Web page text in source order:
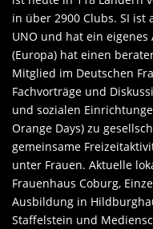
in über 2900 Clubs. SI
UNO und hat ein eigenes
(Europa) hat einen
Mitglied im Deutschen
Fachvorträge und
und sozialen
Orange Days) zu
gemeinsame
unter Frauen. Aktuelle
Frauenhaus Coburg,
Ausbildung in
Staffelstein und